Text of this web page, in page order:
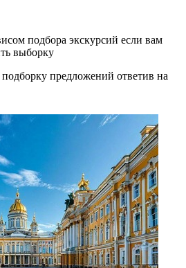
подбора экскурсий если вам
выборку
предложений ответив на